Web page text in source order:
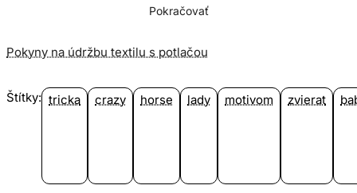
Pokračovať
Pokyny na údržbu textilu s potlačou
Štítky: tricka crazy horse lady motivom zvierat